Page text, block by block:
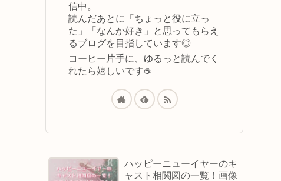
信中。
読んだあとに「ちょっと役に立っ
た」「なんか好き」と思ってもらえ
るブログを目指しています◎
コーヒー片手に、ゆるっと読んでく
れたら嬉しいです☕
ハッピーニューイヤーのキ
ャスト相関図の一覧！画像